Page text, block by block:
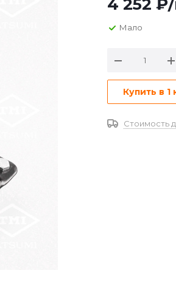
4 252 ₽
Мало
Купить в 1
Стоимость